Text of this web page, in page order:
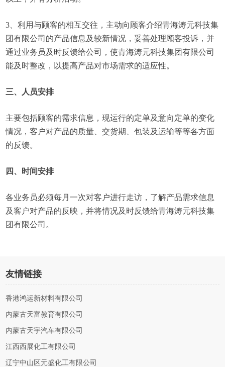
3、利用与顾客的相互交往，主动向顾客介绍青海涛元科技集
团有限公司的产品信息及较新情况，妥善处理顾客投诉，并
通过业务员及时反馈给公司，使青海涛元科技集团有限公司
能及时整改，以提高产品对市场需求的适应性。
三、人员安排
主要包括顾客的需求信息，现运行的定单及意向定单的变化
情况，客户对产品的质量、交货期、包装及运输等等各方面
的反馈。
四、时间安排
各业务员必须每月一次对客户进行走访，了解产品需求信息
及客户对产品的反映，并将情况及时反馈给青海涛元科技集
团有限公司。
友情链接
香港鸿运新材料有限公司
内蒙古天富教育有限公司
内蒙古天宇汽车有限公司
江西西展化工有限公司
辽宁中山区元盛化工有限公司